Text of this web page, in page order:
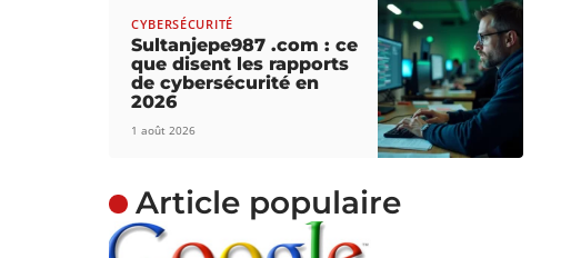
CYBERSÉCURITÉ
Sultanjepe987 .com : ce
que disent les rapports
de cybersécurité en
2026
1 août 2026
Article populaire